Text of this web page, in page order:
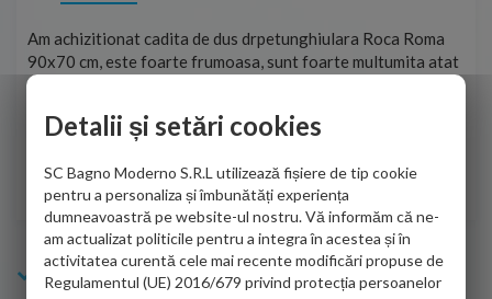
Am achizitionat cadita de dus drpetunghiulara Roca Roma
90x70 cm, este foarte frumoasa, sunt foarte multumita atat
de personalul firmei dvs. cu care am colaborat in obtinerea
adus coletul in siguranta.Numai bine, va doresc!
Sofrone Viviana -28.07.2026
Info Bagno
Detalii și setări cookies
SC Bagno Moderno S.R.L utilizează fișiere de tip cookie
pentru a personaliza și îmbunătăți experiența
dumneavoastră pe website-ul nostru. Vă informăm că ne-
am actualizat politicile pentru a integra în acestea și în
activitatea curentă cele mai recente modificări propuse de
Regulamentul (UE) 2016/679 privind protecția persoanelor